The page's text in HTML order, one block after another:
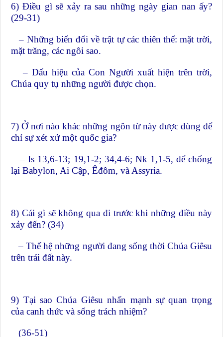
6) Điều gì sẽ xảy ra sau những ngày gian nan ấy?
(29-31)
– Những biến đổi về trật tự các thiên thể: mặt trời,
mặt trăng, các ngôi sao.
– Dấu hiệu của Con Người xuất hiện trên trời,
Chúa quy tụ những người được chọn.
7) Ở nơi nào khác những ngôn từ này được dùng để
chỉ sự xét xử một quốc gia?
– Is 13,6-13; 19,1-2; 34,4-6; Nk 1,1-5, để chống
lại Babylon, Ai Cập, Êđôm, và Assyria.
8) Cái gì sẽ không qua đi trước khi những điều này
xảy đến? (34)
– Thế hệ những người đang sống thời Chúa Giêsu
trên trái đất này.
9) Tại sao Chúa Giêsu nhấn mạnh sự quan trọng
của canh thức và sống trách nhiệm?
(36-51)